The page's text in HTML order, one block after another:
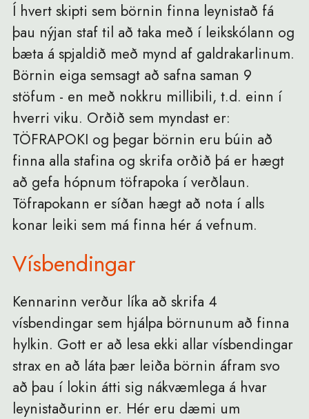
Í hvert skipti sem börnin finna leynistað fá
þau nýjan staf til að taka með í leikskólann og
bæta á spjaldið með mynd af galdrakarlinum.
Börnin eiga semsagt að safna saman 9
stöfum - en með nokkru millibili, t.d. einn í
hverri viku. Orðið sem myndast er:
TÖFRAPOKI og þegar börnin eru búin að
finna alla stafina og skrifa orðið þá er hægt
að gefa hópnum töfrapoka í verðlaun.
Töfrapokann er síðan hægt að nota í alls
konar leiki sem má finna hér á vefnum.
Vísbendingar
Kennarinn verður líka að skrifa 4
vísbendingar sem hjálpa börnunum að finna
hylkin. Gott er að lesa ekki allar vísbendingar
strax en að láta þær leiða börnin áfram svo
að þau í lokin átti sig nákvæmlega á hvar
leynistaðurinn er. Hér eru dæmi um